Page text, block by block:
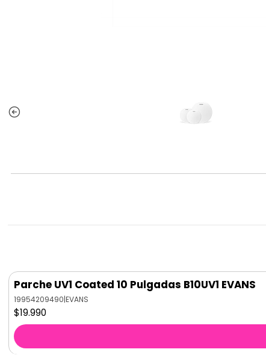
Parche UV1 Coated 10 Pulgadas B10UV1 EVANS
19954209490|EVANS
$19.990